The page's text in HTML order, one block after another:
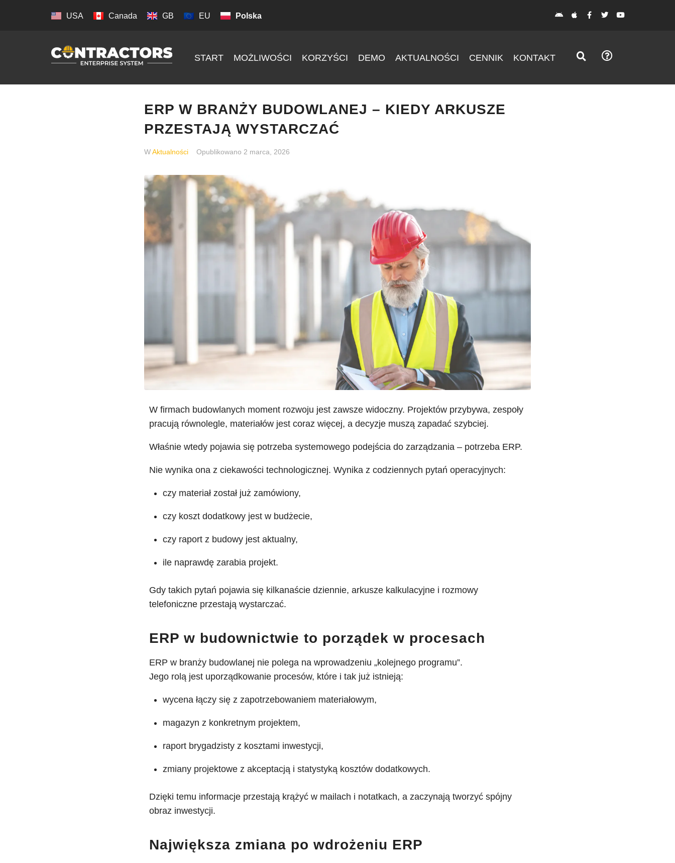
USA Canada GB EU Polska
START MOŻLIWOŚCI KORZYŚCI DEMO AKTUALNOŚCI CENNIK KONTAKT
ERP W BRANŻY BUDOWLANEJ – KIEDY ARKUSZE
PRZESTAJĄ WYSTARCZAĆ
WAktualności Opublikowano 2 marca, 2026
W firmach budowlanych moment rozwoju jest zawsze widoczny. Projektów przybywa, zespoły
pracują równolegle, materiałów jest coraz więcej, a decyzje muszą zapadać szybciej.
Właśnie wtedy pojawia się potrzeba systemowego podejścia do zarządzania – potrzeba ERP.
Nie wynika ona z ciekawości technologicznej. Wynika z codziennych pytań operacyjnych:
czy materiał został już zamówiony,
czy koszt dodatkowy jest w budżecie,
czy raport z budowy jest aktualny,
ile naprawdę zarabia projekt.
Gdy takich pytań pojawia się kilkanaście dziennie, arkusze kalkulacyjne i rozmowy
telefoniczne przestają wystarczać.
ERP w budownictwie to porządek w procesach
ERP w branży budowlanej nie polega na wprowadzeniu „kolejnego programu”.
Jego rolą jest uporządkowanie procesów, które i tak już istnieją:
wycena łączy się z zapotrzebowaniem materiałowym,
magazyn z konkretnym projektem,
raport brygadzisty z kosztami inwestycji,
zmiany projektowe z akceptacją i statystyką kosztów dodatkowych.
Dzięki temu informacje przestają krążyć w mailach i notatkach, a zaczynają tworzyć spójny
obraz inwestycji.
Największa zmiana po wdrożeniu ERP